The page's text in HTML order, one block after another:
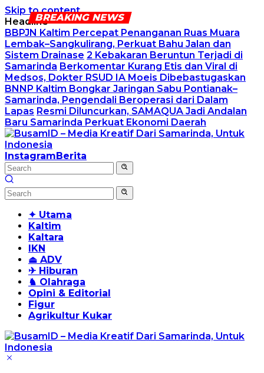
Skip to content
Headline
BBPJN Kaltim Percepat Penanganan Ruas Muara
Lembak–Sangkulirang, Perkuat Bahu Jalan dan
Sistem Drainase 2 Kebakaran Beruntun Terjadi di
Samarinda Berkomentar Kurang Etis dan Viral di
Medsos, Dokter RSUD IA Moeis Dibebastugaskan
BNNP Kaltim Bongkar Jaringan Sabu Pontianak–
Samarinda, Pengendali Beroperasi dari Dalam
Lapas Resmi Diluncurkan, SAMAQUA Jadi Andalan
Baru Samarinda Perkuat Ekonomi Daerah
InstagramBerita
✦ Utama
Kaltim
Kaltara
IKN
⏏ ADV
✈ Hiburan
♞ Olahraga
Opini & Editorial
Figur
Agrikultur Kukar